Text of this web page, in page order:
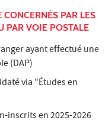
PAR LES
PAR VOIE POSTALE
ayant effectué une
(DAP)
via "Études en
inscrits en 2025-2026